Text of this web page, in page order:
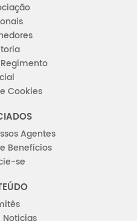
Cookies
Agentes
Benefícios
se